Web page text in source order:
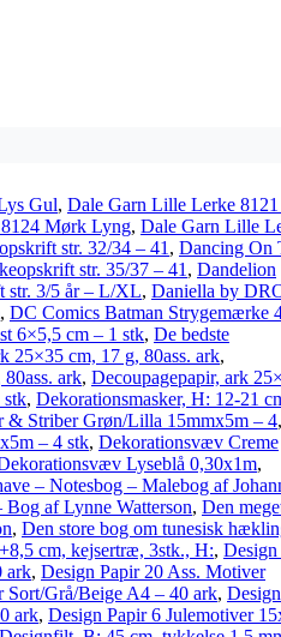
Gul, Dale Garn Lille Lerke
Mørk Lyng, Dale Garn Lille
str. 32/34 – 41 , Dancing On
str. 35/37 – 41 , Dandelion
str. 3/5 år – L/XL, Daniella by
, DC Comics Batman Strygemærke
6×5,5 cm – 1 stk, De bedste
25×35 cm, 17 g, 80ass. ark,
ark, Decoupagepapir, ark
stk, Dekorationsmasker, H: 12-21
& Striber Grøn/Lilla 15mmx5m – 4,
– 4 stk, Dekorationsvæv Creme
Lyseblå 0,30x1m,
– Notesbog – Malebog af
af Lynne Watterson, Den
, Den store bog om tunesisk
cm, kejsertræ, 3stk., H:, Design
ark, Design Papir 20 Ass. Motiver
Sort/Grå/Beige A4 – 40 ark,
ark, Design Papir 6 Julemotiver